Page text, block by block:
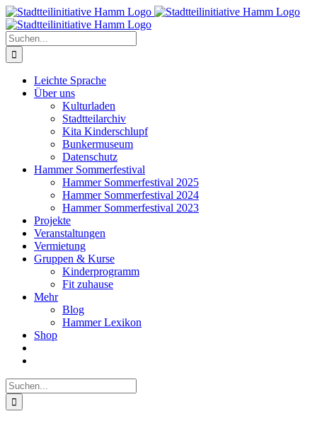
Zum
Inhalt
springen
Suche
nach:
Leichte Sprache
Über uns
Kulturladen
Stadtteilarchiv
Kita Kinderschlupf
Bunkermuseum
Datenschutz
Hammer Sommerfestival
Hammer Sommerfestival 2025
Hammer Sommerfestival 2024
Hammer Sommerfestival 2023
Projekte
Veranstaltungen
Vermietung
Gruppen & Kurse
Kinderprogramm
Fit zuhause
Mehr
Blog
Hammer Lexikon
Shop
Suche
nach: